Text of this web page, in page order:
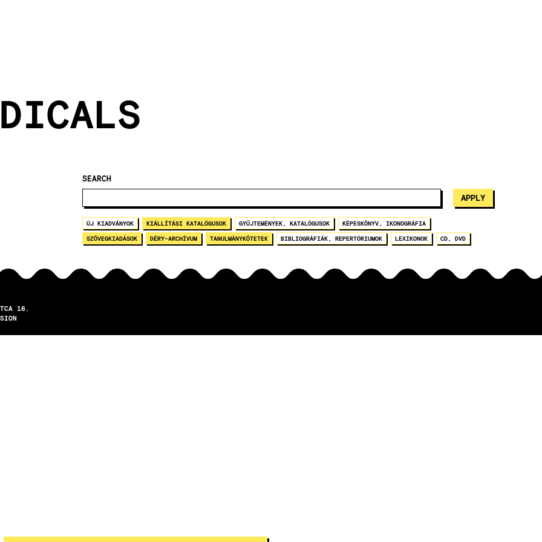
SEARCH
ÚJ KIADVÁNYOK KIÁLLÍTÁSI KATALÓGUSOK GYŰJTEMÉNYEK, KATALÓGUSOK KÉPESKÖNYV, IKONOGRÁFIA
SZÖVEGKIADÁSOK DÉRY-ARCHÍVUM TANULMÁNYKÖTETEK BIBLIOGRÁFIÁK, REPERTÓRIUMOK LEXIKONOK CD, DVD
16.